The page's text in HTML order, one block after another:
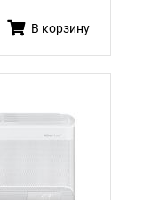
В корзину